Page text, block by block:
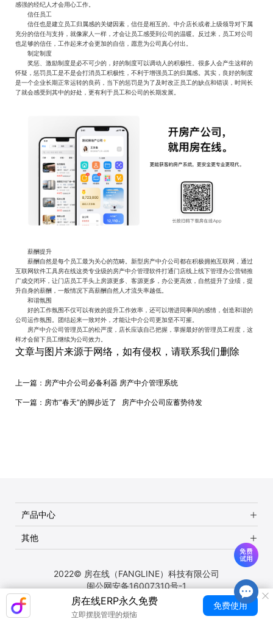
感强的经纪人才会用心工作。
信任员工
信任也是建立员工归属感的关键因素，信任是相互的。中介店长或者上级领导对下属
充分的信任与支持，就像家人一样，才会让员工感受到公司的温暖。反过来，员工对公司
也足够的信任，工作起来才会更加的自信，愿意为公司真心付出。
制定制度
奖惩、激励制度是必不可少的，好的制度可以调动人的积极性。很多人会产生这样的
怀疑，惩罚员工是不是会打消员工积极性，不利于增强员工的归属感。其实，良好的制度
是一个企业长期正常运转的良药，当下的惩罚是为了及时改正员工的缺点和错误，时间长
了就会感受到其中的好处，更有利于员工和公司的长期发展。
薪酬提升
薪酬自然是每个员工最为关心的范畴。新型房产中介公司都在积极拥抱互联网，通过
互联网软件工具房在线这类专业级的房产中介管理软件打通门店线上线下管理办公营销推
广成交闭环，让门店员工手头上房源更多、客源更多，办公更高效，自然提升了业绩，提
升自身的薪酬，一般情况下高薪酬自然人才流失率越低。
和谐氛围
好的工作氛围不仅可以有效的提升工作效率，还可以增进同事间的感情，创造和谐的
公司运作氛围。团结起来一致对外，才能让中介公司更加坚不可摧。
房产中介公司管理员工的松严度，店长应该自己把握，掌握最好的管理员工程度，这
样才会留下员工继续为公司效力。
文章与图片来源于网络，如有侵权，请联系我们删除
上一篇： 房产中介公司必备利器 房产中介管理系统
下一篇： 房市“春天”的脚步近了 房产中介公司应蓄势待发
房在线ERP永久免费
立即摆脱管理的烦恼
免费使用
产品中心
其他
2022© 房在线（FANGLINE）科技有限公司
闽公网安备16007310号-1